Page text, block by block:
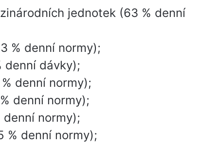
jednotek (63 % denní
% denní normy);
denní dávky);
denní normy);
denní normy);
denní normy);
% denní normy);